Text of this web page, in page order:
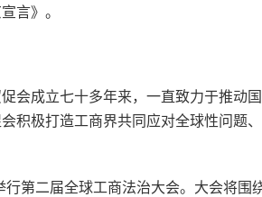
言》。
会成立七十多年来，一直致力于推动
积极打造工商界共同应对全球性问题
第二届全球工商法治大会。大会将围